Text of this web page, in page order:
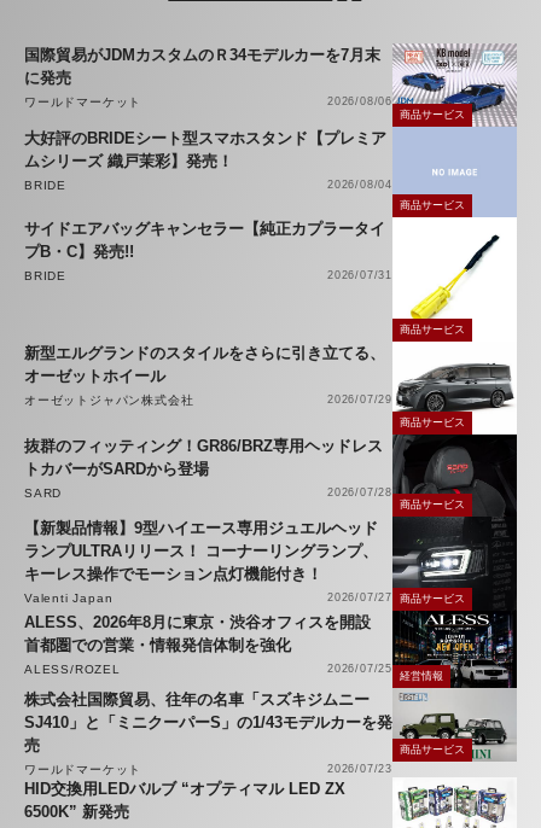
国際貿易がJDMカスタムのＲ34モデルカーを7月末
に発売
ワールドマーケット
2026/08/06
商品サービス
大好評のBRIDEシート型スマホスタンド【プレミア
ムシリーズ 織戸茉彩】発売！
BRIDE
2026/08/04
商品サービス
サイドエアバッグキャンセラー【純正カプラータイ
プB・C】発売!!
BRIDE 2026/07/31
商品サービス
新型エルグランドのスタイルをさらに引き立てる、
オーゼットホイール
オーゼットジャパン株式会社
2026/07/29
商品サービス
抜群のフィッティング！GR86/BRZ専用ヘッドレス
トカバーがSARDから登場
SARD
2026/07/28
商品サービス
【新製品情報】9型ハイエース専用ジュエルヘッド
ランプULTRAリリース！ コーナーリングランプ、
キーレス操作でモーション点灯機能付き！
Valenti Japan 2026/07/27 商品サービス
ALESS、2026年8月に東京・渋谷オフィスを開設
首都圏での営業・情報発信体制を強化
ALESS/ROZEL 2026/07/25
経営情報
株式会社国際貿易、往年の名車「スズキジムニー
SJ410」と「ミニクーパーS」の1/43モデルカーを発
売
ワールドマーケット 2026/07/23
商品サービス
HID交換用LEDバルブ “オプティマル LED ZX
6500K” 新発売